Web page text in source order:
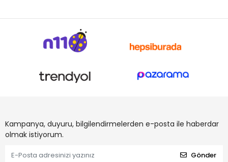
Kampanya, duyuru, bilgilendirmelerden e-posta ile haberdar
olmak istiyorum.
Gönder